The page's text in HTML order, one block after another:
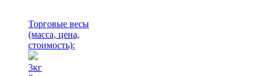
Торговые весы
(масса, цена,
стоимость):
3кг